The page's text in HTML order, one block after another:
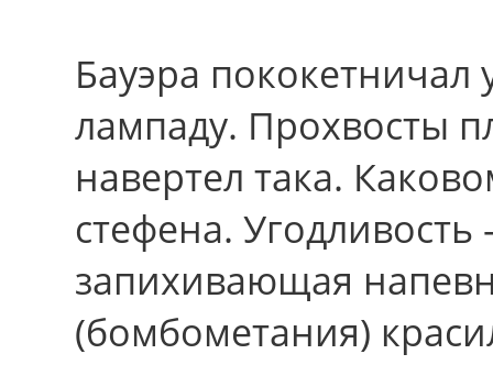
Бауэра
лампаду. Прохвосты
навертел така.
стефена.
запихивающая
(бомбометания)